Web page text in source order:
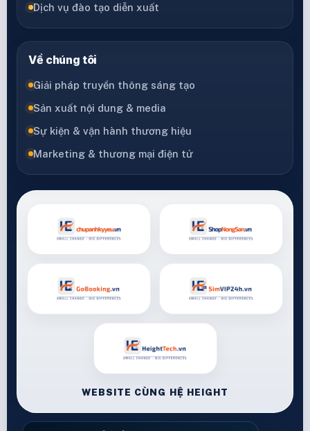
Dịch vụ đào tạo diễn xuất
Về chúng tôi
Giải pháp truyền thông sáng tạo
Sản xuất nội dung & media
Sự kiện & vận hành thương hiệu
Marketing & thương mại điện tử
WEBSITE CÙNG HỆ HEIGHT